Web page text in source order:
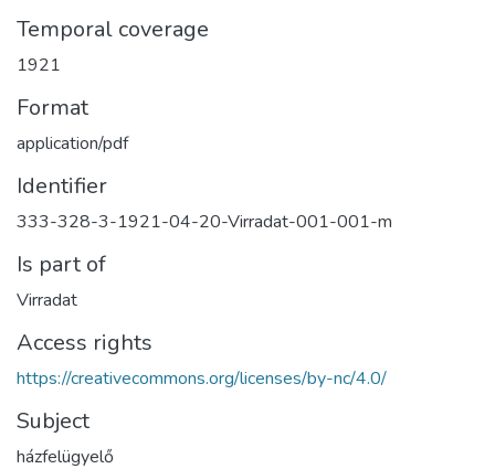
Temporal coverage
1921
Format
application/pdf
Identifier
333-328-3-1921-04-20-Virradat-001-001-m
Is part of
Virradat
Access rights
https://creativecommons.org/licenses/by-nc/4.0/
Subject
házfelügyelő